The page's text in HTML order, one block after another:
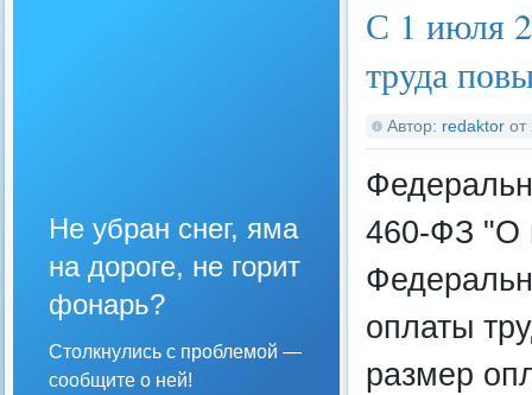
С 1 июля
труда
Автор: redaktor от
460-ФЗ "О
оплаты
размер
Не убран снег, яма
на дороге, не горит
фонарь?
Столкнулись с проблемой —
сообщите о ней!